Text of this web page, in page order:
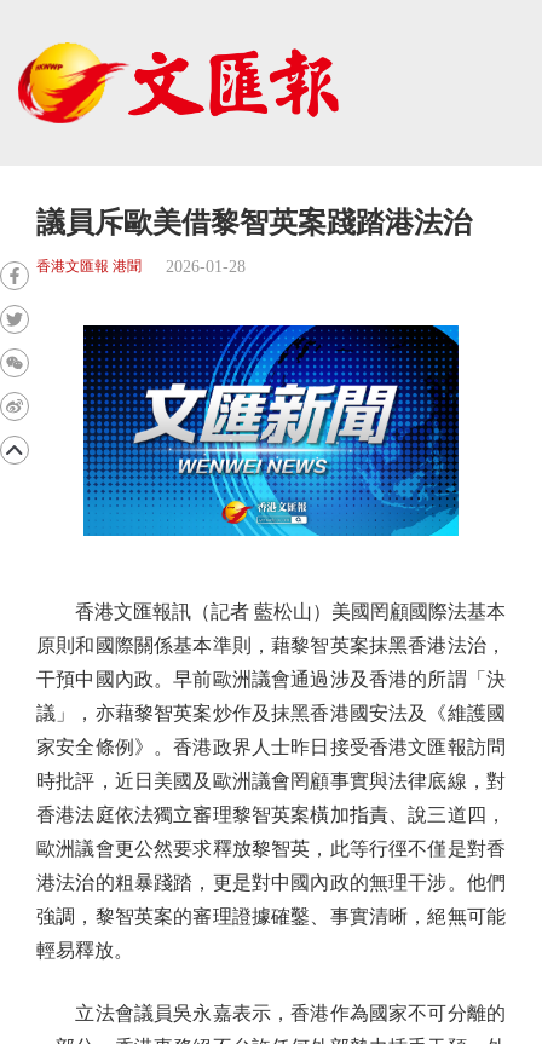
議員斥歐美借黎智英案踐踏港法治
香港文匯報 港聞 2026-01-28
香港文匯報訊（記者 藍松山）美國罔顧國際法基本
原則和國際關係基本準則，藉黎智英案抹黑香港法治，
干預中國內政。早前歐洲議會通過涉及香港的所謂「決
議」，亦藉黎智英案炒作及抹黑香港國安法及《維護國
家安全條例》。香港政界人士昨日接受香港文匯報訪問
時批評，近日美國及歐洲議會罔顧事實與法律底線，對
香港法庭依法獨立審理黎智英案橫加指責、說三道四，
歐洲議會更公然要求釋放黎智英，此等行徑不僅是對香
港法治的粗暴踐踏，更是對中國內政的無理干涉。他們
強調，黎智英案的審理證據確鑿、事實清晰，絕無可能
輕易釋放。
立法會議員吳永嘉表示，香港作為國家不可分離的